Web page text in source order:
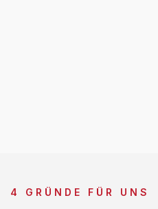
4 GRÜNDE FÜR UNS